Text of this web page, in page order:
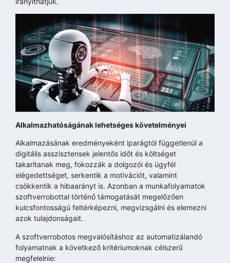
Alkalmazhatóságának lehetséges követelményei
Alkalmazásának eredményeként iparágtól függetlenül a
digitális asszisztensek jelentős időt és költséget
takarítanak meg, fokozzák a dolgozói és ügyfél
elégedettséget, serkentik a motivációt, valamint
csökkentik a hibaarányt is. Azonban a munkafolyamatok
szoftverrobottal történő támogatását megelőzően
kulcsfontosságú feltérképezni, megvizsgálni és elemezni
azok tulajdonságait.
A szoftverrobotos megvalósításhoz az automatizálandó
folyamatnak a következő kritériumoknak célszerű
megfelelnie: